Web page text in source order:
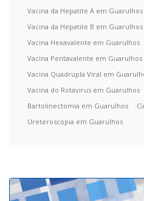
Vacina da Hepatite A em Guarulhos
Vacina da Hepatite B em Guarulhos
Vacina Hexavalente em Guarulhos
Vacina Pentavalente em Guarulhos
Vacina Quadrupla Viral em
Vacina do Rotavírus em Guarulhos
Bartolinectomia em Guarulhos
Ureteroscopia em Guarulhos